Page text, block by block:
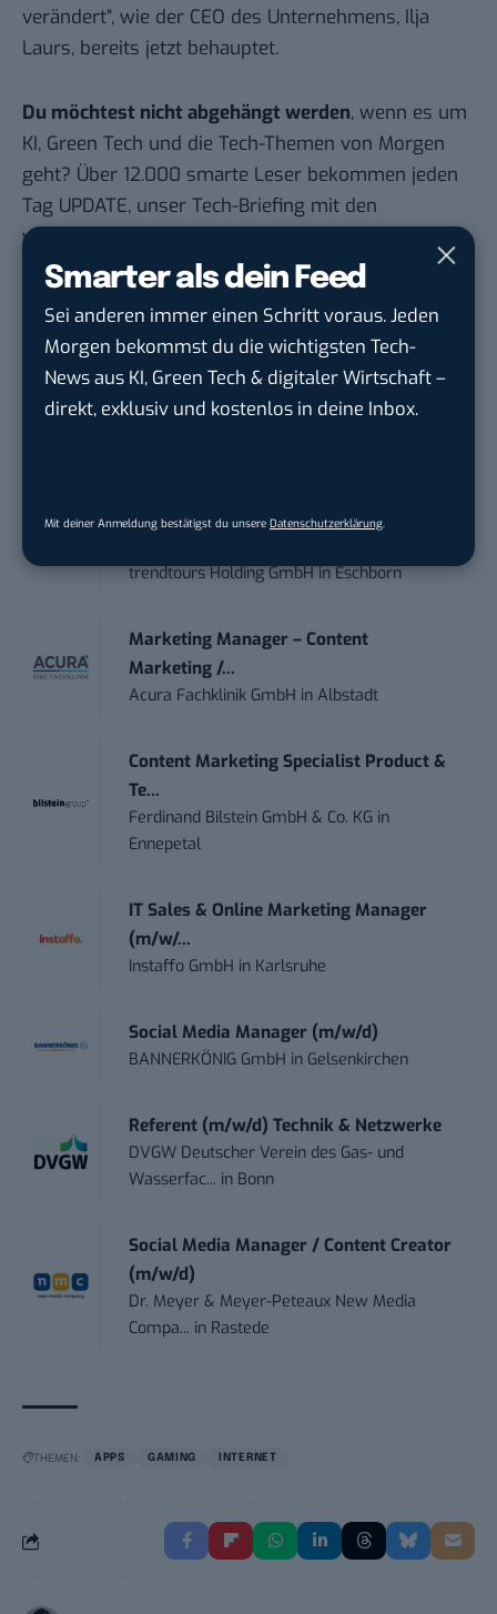
Smarter als dein Feed
Sei anderen immer einen Schritt voraus. Jeden
Morgen bekommst du die wichtigsten Tech-
News aus KI, Green Tech & digitaler Wirtschaft –
direkt, exklusiv und kostenlos in deine Inbox.
Mit deiner Anmeldung bestätigst du unsere Datenschutzerklärung.
verändert“, wie der CEO des Unternehmens, Ilja
Laurs, bereits jetzt behauptet.
Du möchtest nicht abgehängt werden, wenn es um
KI, Green Tech und die Tech-Themen von Morgen
geht? Über 12.000 smarte Leser bekommen jeden
Tag UPDATE, unser Tech-Briefing mit den
wichtigsten News des Tages – und sichern sich
damit ihren Vorsprung.Hier kannst du dich
STELLENANZEIGEN
Anforderungs- und Projektmanager
trendtours Holding GmbH in Eschborn
Marketing Manager – Content
Marketing /...
Acura Fachklinik GmbH inAlbstadt
Content Marketing Specialist Product &
Te...
Ferdinand Bilstein GmbH & Co. KG in
Ennepetal
IT Sales & Online Marketing Manager
(m/w/...
Instaffo GmbH in Karlsruhe
Social Media Manager (m/w/d)
BANNERKÖNIG GmbH in Gelsenkirchen
Referent (m/w/d) Technik & Netzwerke
DVGW Deutscher Verein des Gas- und
Wasserfac... in Bonn
Social Media Manager / Content Creator
(m/w/d)
Dr. Meyer & Meyer-Peteaux New Media
Compa... in Rastede
THEMEN: APPS GAMING INTERNET